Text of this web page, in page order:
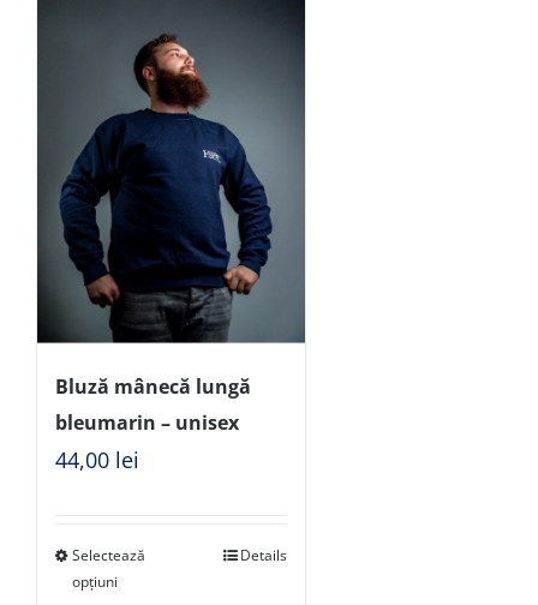
Bluză mânecă lungă
bleumarin – unisex
44,00 lei
Selectează
opțiuni
Details